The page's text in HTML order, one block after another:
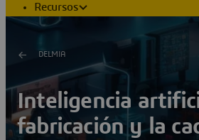
Recursos
DELMIA
Inteligencia
fabricación y la